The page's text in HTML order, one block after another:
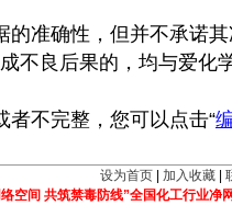
的准确性，但并不承诺
不良后果的，均与爱化
者不完整，您可以点击“
设为首页 加入收藏
络空间 共筑禁毒防线”全国化工行业净